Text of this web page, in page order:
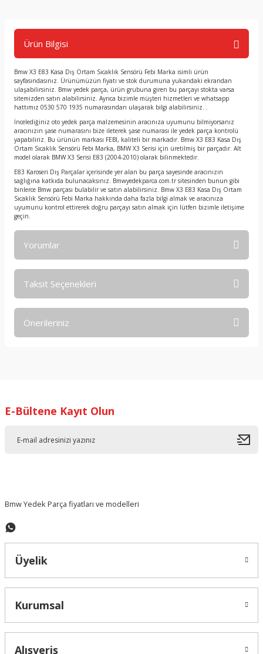
Ürün Bilgisi
Bmw X3 E83 Kasa Dış Ortam Sıcaklık Sensörü Febi Marka isimli ürün
sayfasındasınız. Ürünümüzün fiyatı ve stok durumuna yukarıdaki ekrandan
ulaşabilirsiniz. Bmw yedek parça, ürün grubuna giren bu parçayı stokta varsa
sitemizden satın alabilirsiniz. Ayrıca bizimle müşteri hizmetleri ve whatsapp
hattımız 0530 570 1935 numarasından ulaşarak bilgi alabilirsiniz. .
İncelediğiniz oto yedek parça malzemesinin aracınıza uyumunu bilmiyorsanız
aracınızın şase numarasını bize ileterek şase numarası ile yedek parça kontrolü
yapabiliriz. Bu ürünün markası FEBI, kaliteli bir markadır. Bmw X3 E83 Kasa Dış
Ortam Sıcaklık Sensörü Febi Marka, BMW X3 Serisi için üretilmiş bir parçadır. Alt
model olarak BMW X3 Serisi E83 (2004-2010) olarak bilinmektedir.
E83 Karoseri Dış Parçalar içerisinde yer alan bu parça sayesinde aracınızın
sağlığına katkıda bulunacaksınız. Bmwyedekparca.com.tr sitesinden bunun gibi
binlerce Bmw parçası bulabilir ve satın alabilirsiniz. Bmw X3 E83 Kasa Dış Ortam
Sıcaklık Sensörü Febi Marka hakkında daha fazla bilgi almak ve aracınıza
uyumunu kontrol ettirerek doğru parçayı satın almak için lütfen bizimle iletişime
geçin.
Yorumlar
Taksit Seçenekleri
Önerileriniz
Ürün resmi kalitesiz, bozuk veya görüntülenemiyor.
E-Bültene Kayıt Olun
Bmw Yedek Parça fiyatları ve modelleri
Üyelik
Kurumsal
Alışveriş